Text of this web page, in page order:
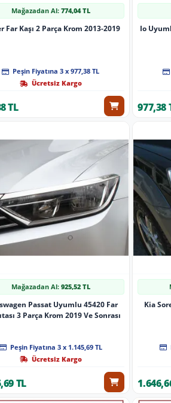
Mağazadan Al: 774,04 TL
Far Kaşı 2 Parça Krom 2013-2019
Peşin Fiyatına 3 x 977,38 TL
Ücretsiz Kargo
TL
Io
977,38
Mağazadan Al: 925,52 TL
Passat Uyumlu 45420 Far
3 Parça Krom 2019 Ve Sonrası
Peşin Fiyatına 3 x 1.145,69 TL
Ücretsiz Kargo
TL
Kia